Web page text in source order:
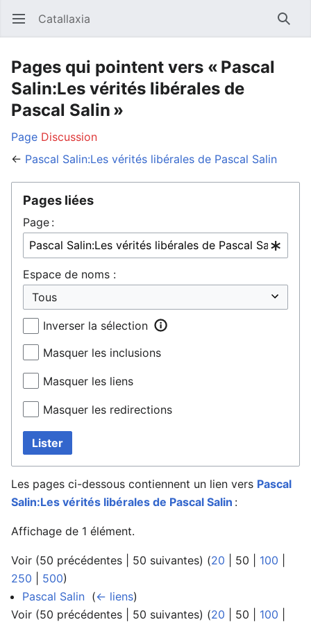
Ouvrir le menu principal Catallaxia
Pages qui pointent vers « Pascal
Salin:Les vérités libérales de
Pascal Salin »
Page Discussion
← Pascal Salin:Les vérités libérales de Pascal Salin
Pages liées
Page :
Espace de noms :
Inverser la sélection
Masquer les inclusions
Masquer les liens
Masquer les redirections
Lister
Les pages ci-dessous contiennent un lien vers Pascal
Salin:Les vérités libérales de Pascal Salin :
Affichage de 1 élément.
Voir (50 précédentes 50 suivantes) (20 50 100
250
500)
Pascal Salin (← liens)
Voir (50 précédentes 50 suivantes) (20 50 100